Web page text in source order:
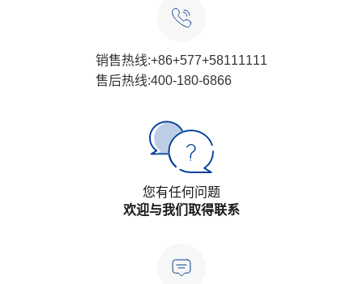
销售热线:+86+577+58111111
售后热线:400-180-6866
您有任何问题
欢迎与我们取得联系